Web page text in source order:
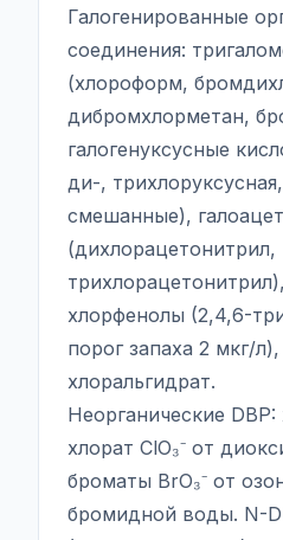
Галогенированные
соединения:
(хлороформ,
дибромхлорметан,
галогенуксусные
ди-,
смешанные),
(дихлорацетонитрил,
хлорфенолы (2,4,6-
порог запаха 2 мкг/
хлоральгидрат.
Неорганические DBP:
хлорат ClO₃⁻ от
броматы BrO₃⁻ от
бромидной воды. N-